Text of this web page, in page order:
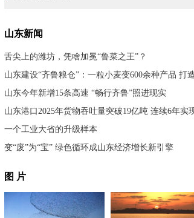
山东新闻
舌尖上的潍坊，凭啥加冕“鲁菜之王”？
山东今年新增15条高速 “畅行齐鲁”照进现实
一个工业大省的升级样本
变“废”为“宝” 绿色循环成山东经济增长新引擎
图 片